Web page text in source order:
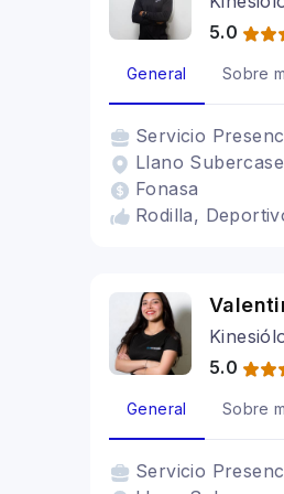
5.0
General Sobre
Servicio
Llano
Fonasa
Rodilla,
5.0
General Sobre
Servicio